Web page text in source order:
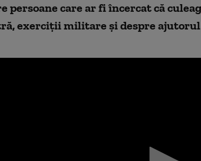
persoane care ar fi încercat că
exerciții militare și despre